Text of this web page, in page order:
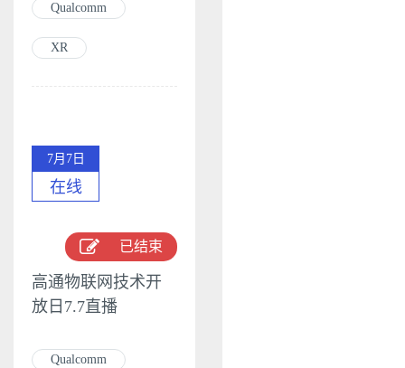
Qualcomm
XR
7月7日
在线
已结束
高通物联网技术开
放日7.7直播
Qualcomm